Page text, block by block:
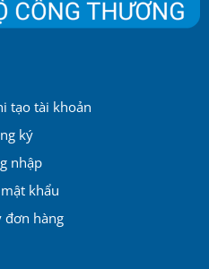
tạo tài khoản
ký
nhập
khẩu
đơn hàng